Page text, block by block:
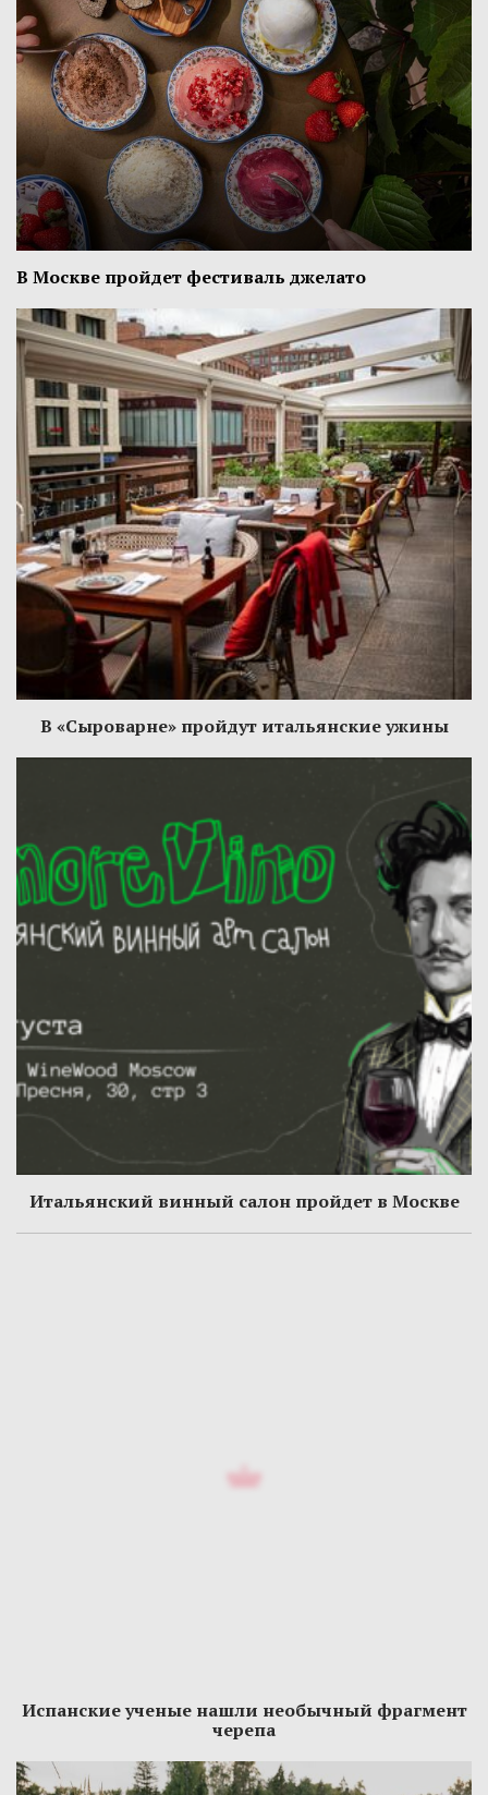
В Москве пройдет фестиваль джелато
В «Сыроварне» пройдут итальянские ужины
Итальянский винный салон пройдет в Москве
Испанские ученые нашли необычный фрагмент
черепа